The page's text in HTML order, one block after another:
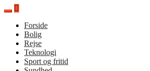
Spring
indholdForside
Bolig
Rejse
Teknologi
Sport og fritid